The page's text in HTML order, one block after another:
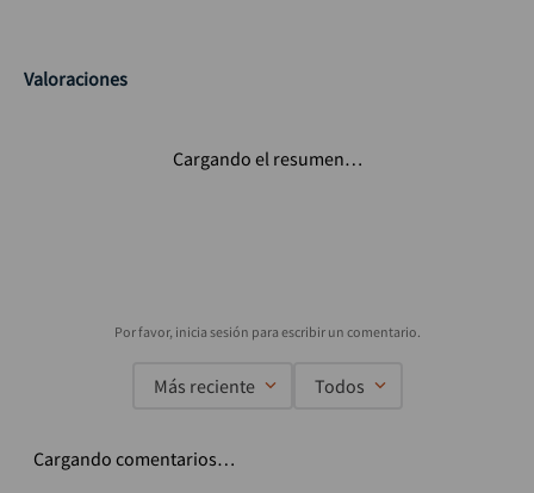
Valoraciones
Cargando el resumen…
Más reciente Todos
Cargando comentarios…